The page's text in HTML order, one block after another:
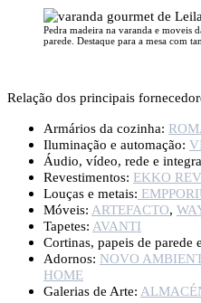
Pedra madeira na varanda e moveis
parede. Destaque para a mesa com
Relação dos principais
Armários da cozinha:
Iluminação e automação:
Áudio, vídeo, rede e
Revestimentos: EKKO
Louças e metais:
Móveis: ARTEFACTO,
Tapetes: AVANTI
Cortinas, papeis de parede
Adornos: NOVO
HOME
Galerias de Arte: